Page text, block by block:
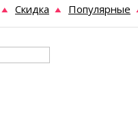
Скидка Популярные